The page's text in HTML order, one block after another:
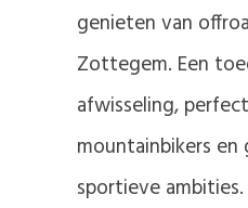
genieten van
Zottegem. Een
afwisseling,
mountainbikers
sportieve ambities.